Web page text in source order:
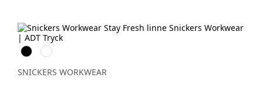
Svart Khakigrön
SNICKERS WORKWEAR